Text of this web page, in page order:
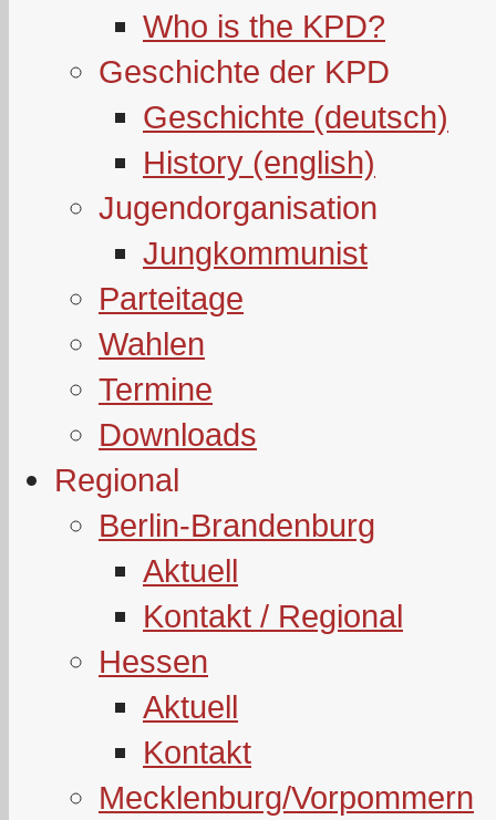
Who is the KPD?
Geschichte der KPD
Geschichte (deutsch)
History (english)
Jugendorganisation
Jungkommunist
Parteitage
Wahlen
Termine
Downloads
Regional
Berlin-Brandenburg
Aktuell
Kontakt / Regional
Hessen
Aktuell
Kontakt
Mecklenburg/Vorpommern